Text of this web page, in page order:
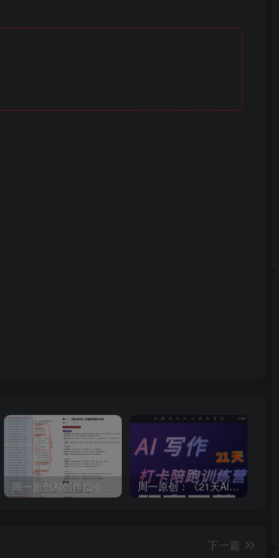
周一原创AI创作指令词：30+个领域赛道的创作提示词集合 周一原创：《21天AI写作打卡陪跑训练营》全部内容讲解！（网站会员免费学习…）
下一篇